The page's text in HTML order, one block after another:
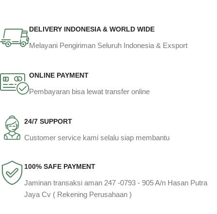
DELIVERY INDONESIA & WORLD WIDE
Melayani Pengiriman Seluruh Indonesia & Exsport
ONLINE PAYMENT
Pembayaran bisa lewat transfer online
24/7 SUPPORT
Customer service kami selalu siap membantu
100% SAFE PAYMENT
Jaminan transaksi aman 247 -0793 - 905 A/n Hasan Putra
Jaya Cv ( Rekening Perusahaan )